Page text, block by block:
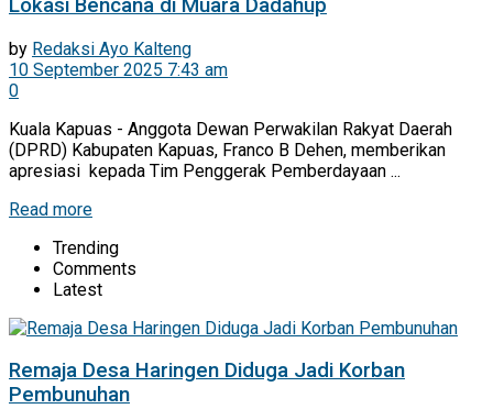
Lokasi Bencana di Muara Dadahup
by Redaksi Ayo Kalteng
10 September 2025 7:43 am
0
Kuala Kapuas - Anggota Dewan Perwakilan Rakyat Daerah
(DPRD) Kabupaten Kapuas, Franco B Dehen, memberikan
apresiasi kepada Tim Penggerak Pemberdayaan ...
Read more
Trending
Comments
Latest
Remaja Desa Haringen Diduga Jadi Korban
Pembunuhan